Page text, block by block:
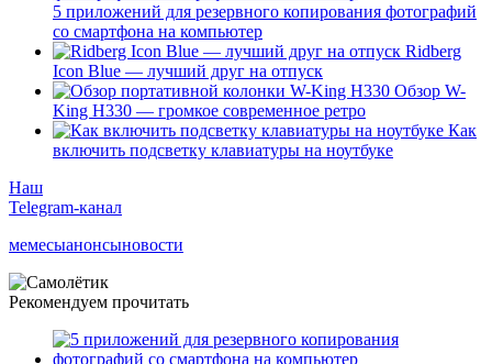
5 приложений для резервного копирования фотографий
со смартфона на компьютер
Ridberg
Icon Blue — лучший друг на отпуск
Обзор W-
King H330 — громкое современное ретро
Как
включить подсветку клавиатуры на ноутбуке
Наш
Telegram-канал
мемесыанонсыновости
Рекомендуем прочитать